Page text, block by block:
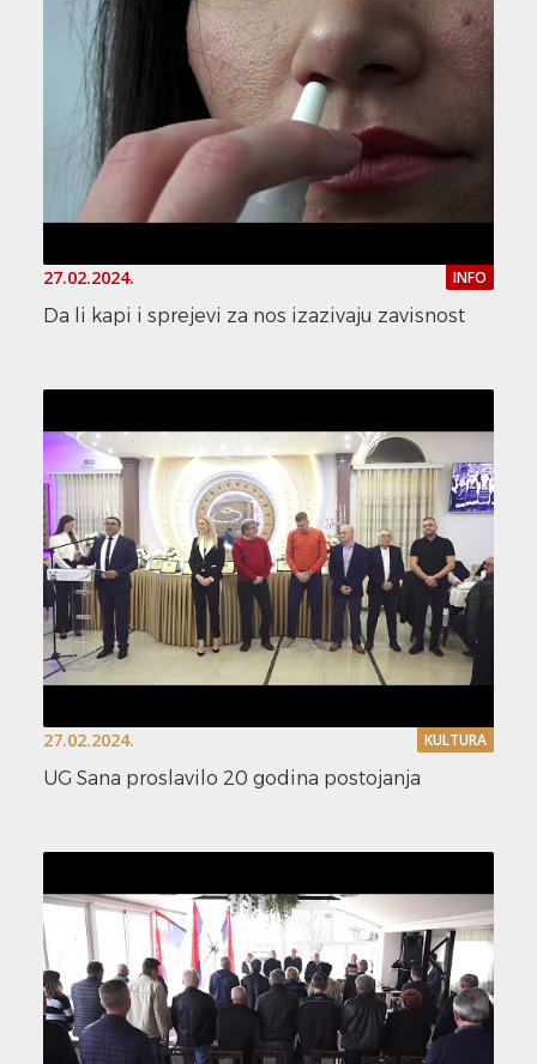
27.02.2024. INFO
Da li kapi i sprejevi za nos izazivaju zavisnost
27.02.2024. KULTURA
UG Sana proslavilo 20 godina postojanja